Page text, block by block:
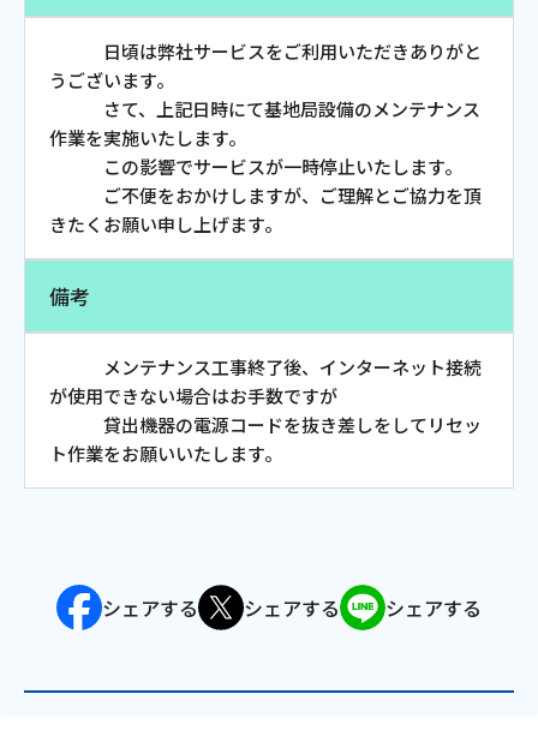
お電話でのお問い合わせ
受付時間：9:30〜18:00 年中無休
Webメール
おトクなプラン
会社案内
日頃は弊社サービスをご利用いただきありがと
うございます。
さて、上記日時にて基地局設備のメンテナンス
作業を実施いたします。
この影響でサービスが一時停止いたします。
ご不便をおかけしますが、ご理解とご協力を頂
きたくお願い申し上げます。
備考
メンテナンス工事終了後、インターネット接続
が使用できない場合はお手数ですが
貸出機器の電源コードを抜き差しをしてリセッ
ト作業をお願いいたします。
シェアする シェアする シェアする